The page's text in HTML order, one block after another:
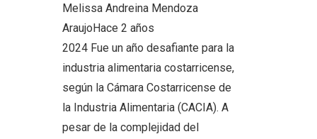
Melissa Andreina Mendoza
AraujoHace 2 años
2024 Fue un año desafiante para la
industria alimentaria costarricense,
según la Cámara Costarricense de
la Industria Alimentaria (CACIA). A
pesar de la complejidad del